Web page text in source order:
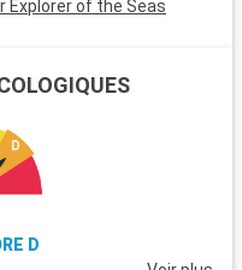
Explorer of the Seas
D